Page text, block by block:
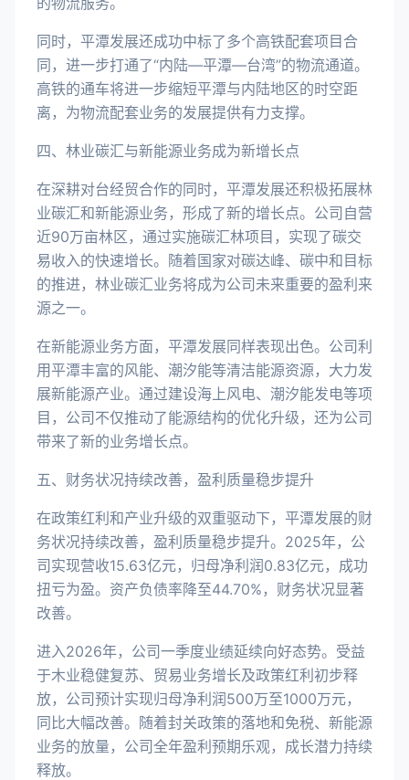
同时，平潭发展还成功中标了多个高铁配套项目合
同，进一步打通了“内陆—平潭—台湾”的物流通道。
高铁的通车将进一步缩短平潭与内陆地区的时空距
离，为物流配套业务的发展提供有力支撑。
四、林业碳汇与新能源业务成为新增长点
在深耕对台经贸合作的同时，平潭发展还积极拓展林
业碳汇和新能源业务，形成了新的增长点。公司自营
近90万亩林区，通过实施碳汇林项目，实现了碳交
易收入的快速增长。随着国家对碳达峰、碳中和目标
的推进，林业碳汇业务将成为公司未来重要的盈利来
源之一。
在新能源业务方面，平潭发展同样表现出色。公司利
用平潭丰富的风能、潮汐能等清洁能源资源，大力发
展新能源产业。通过建设海上风电、潮汐能发电等项
目，公司不仅推动了能源结构的优化升级，还为公司
带来了新的业务增长点。
五、财务状况持续改善，盈利质量稳步提升
在政策红利和产业升级的双重驱动下，平潭发展的财
务状况持续改善，盈利质量稳步提升。2025年，公
司实现营收15.63亿元，归母净利润0.83亿元，成功
扭亏为盈。资产负债率降至44.70%，财务状况显著
改善。
进入2026年，公司一季度业绩延续向好态势。受益
于木业稳健复苏、贸易业务增长及政策红利初步释
放，公司预计实现归母净利润500万至1000万元，
同比大幅改善。随着封关政策的落地和免税、新能源
业务的放量，公司全年盈利预期乐观，成长潜力持续
释放。